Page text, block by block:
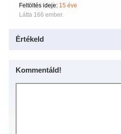
Feltöltés ideje: 15 éve
Látta 166 ember.
Értékeld
Kommentáld!